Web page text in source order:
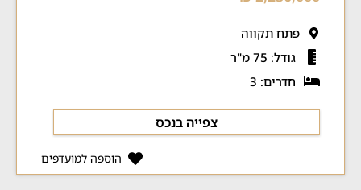
פתח תקווה
גודל: 75 מ"ר
חדרים: 3
צפייה בנכס
הוספה למועדפים